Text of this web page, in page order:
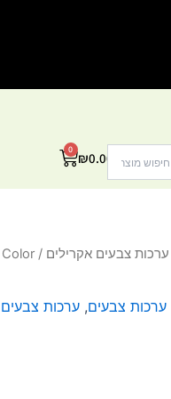
₪0.00
0
עגלת
ערכות צבעים אקרילים
Color
ערכות צבעים, ערכות